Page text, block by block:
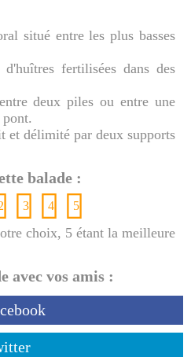
situé entre les plus basses
d'huîtres fertilisées dans des
deux piles ou entre une
et délimité par deux supports
balade :
3 4 5
choix, 5 étant la meilleure
avec vos amis :